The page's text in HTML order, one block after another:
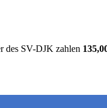
des SV-DJK zahlen